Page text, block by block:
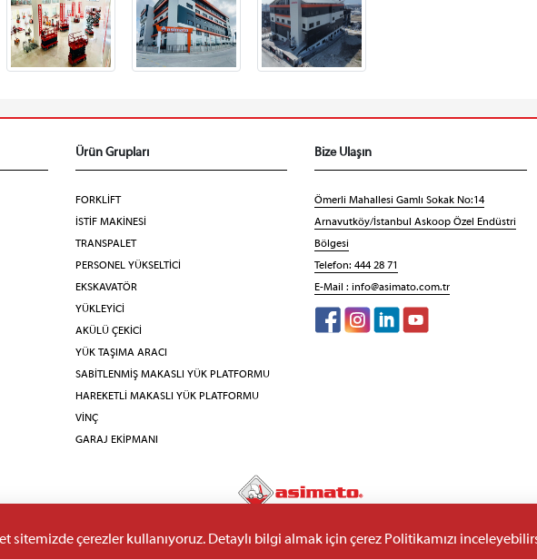
Ürün Grupları
FORKLİFT
İSTİF MAKİNESİ
TRANSPALET
PERSONEL YÜKSELTİCİ
EKSKAVATÖR
YÜKLEYİCİ
AKÜLÜ ÇEKİCİ
YÜK TAŞIMA ARACI
SABİTLENMİŞ MAKASLI YÜK PLATFORMU
HAREKETLİ MAKASLI YÜK PLATFORMU
VİNÇ
GARAJ EKİPMANI
Bize Ulaşın
Ömerli Mahallesi Gamlı Sokak No:14
Arnavutköy/İstanbul Askoop Özel Endüstri
Bölgesi
Telefon: 444 28 71
E-Mail : info@asimato.com.tr
çerezler kullanıyoruz. Detaylı bilgi almak için çerez Politikamızı